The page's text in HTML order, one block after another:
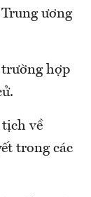
ương
hợp
về
trong các